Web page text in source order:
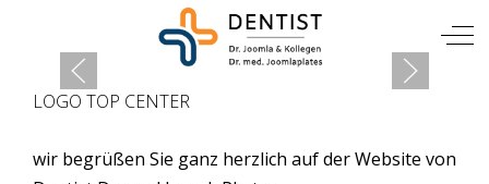
Mobile Menu Toggle
LOGO TOP CENTER
wir begrüßen Sie ganz herzlich auf der Website von